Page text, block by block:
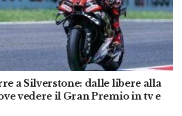
a Silverstone: dalle libere alla
vedere il Gran Premio in tv e